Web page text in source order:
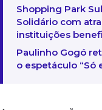
Shopping Park
Solidário com
instituições
Paulinho Gogó
o espetáculo “Só